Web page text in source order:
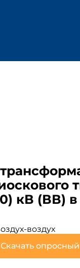
кВ (ВВ)
воздух
Скачать